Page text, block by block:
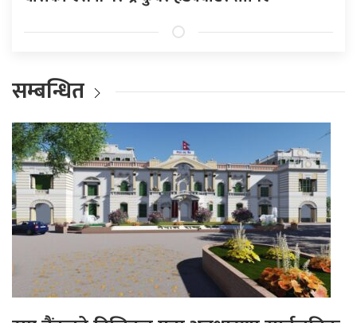
सम्बन्धित